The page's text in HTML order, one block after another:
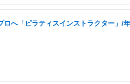
ロへ「ピラティスインストラクター」/